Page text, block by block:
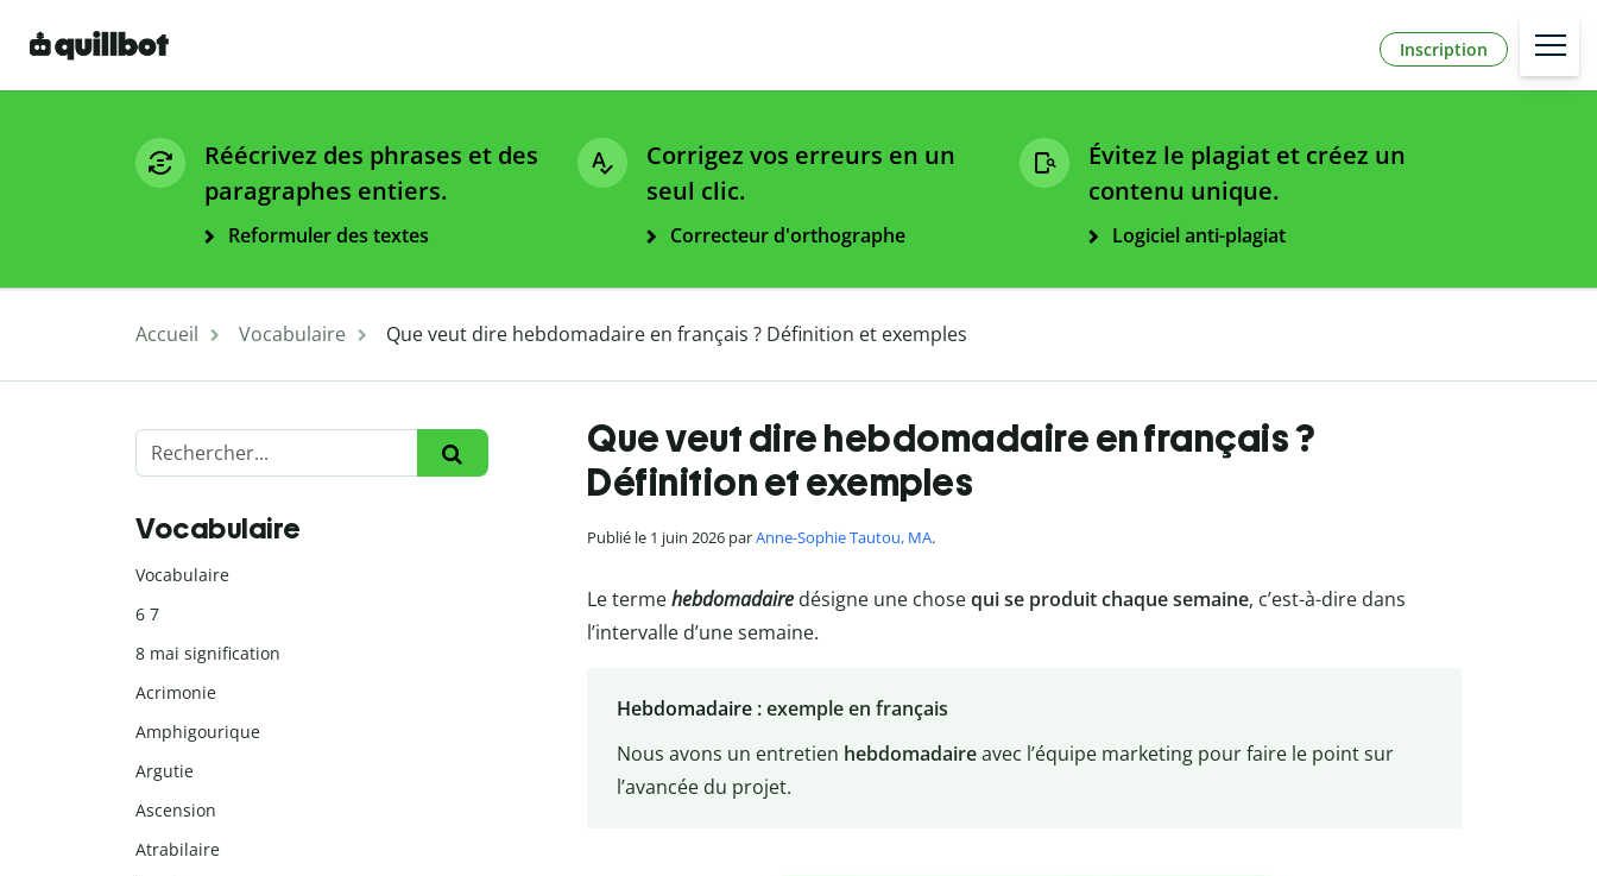
Inscription
Réécrivez des phrases et des
paragraphes entiers.
Reformuler des textes
Corrigez vos erreurs en un
seul clic.
Correcteur d'orthographe
Évitez le plagiat et créez un
contenu unique.
Logiciel anti-plagiat
Accueil Vocabulaire Que veut dire hebdomadaire en français ? Définition et exemples
Que veut dire hebdomadaire en français ?
Définition et exemples
Publié le 1 juin 2026 parAnne-Sophie Tautou, MA.
Le termehebdomadaire désigne une chosequi se produit chaque semaine, c’est-à-dire dans
l’intervalle d’une semaine.
Hebdomadaire : exemple en français
Nous avons un entretien hebdomadaireavec l’équipe marketing pour faire le point sur
l’avancée du projet.
Vocabulaire
Vocabulaire
6 7
8 mai signification
Acrimonie
Amphigourique
Argutie
Ascension
Atrabilaire